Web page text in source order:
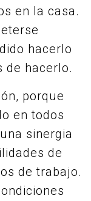
en la casa.
hacerlo
de hacerlo.
porque
en todos
sinergia
de
de trabajo.